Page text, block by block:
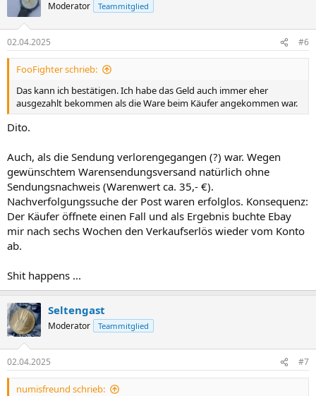
Moderator Teammitglied
02.04.2025 #6
FooFighter schrieb:
Das kann ich bestätigen. Ich habe das Geld auch immer eher
ausgezahlt bekommen als die Ware beim Käufer angekommen war.
Dito.
Auch, als die Sendung verlorengegangen (?) war. Wegen
gewünschtem Warensendungsversand natürlich ohne
Sendungsnachweis (Warenwert ca. 35,- €).
Nachverfolgungssuche der Post waren erfolglos. Konsequenz:
Der Käufer öffnete einen Fall und als Ergebnis buchte Ebay
mir nach sechs Wochen den Verkaufserlös wieder vom Konto
ab.
Shit happens ...
Seltengast
Moderator Teammitglied
02.04.2025 #7
numisfreund schrieb: